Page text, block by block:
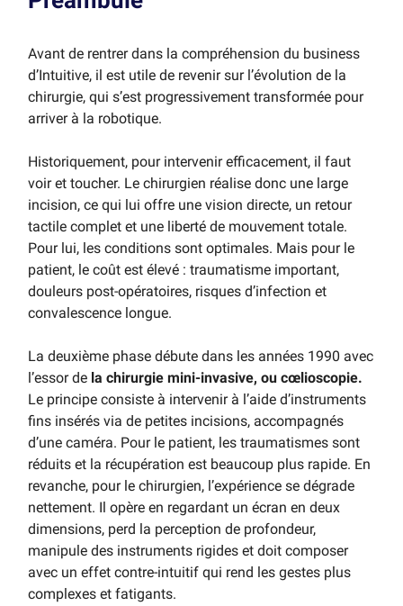
Avant de rentrer dans la compréhension du business
d’Intuitive, il est utile de revenir sur l’évolution de la
chirurgie, qui s’est progressivement transformée pour
arriver à la robotique.
Historiquement, pour intervenir efficacement, il faut
voir et toucher. Le chirurgien réalise donc une large
incision, ce qui lui offre une vision directe, un retour
tactile complet et une liberté de mouvement totale.
Pour lui, les conditions sont optimales. Mais pour le
patient, le coût est élevé : traumatisme important,
douleurs post-opératoires, risques d’infection et
convalescence longue.
La deuxième phase débute dans les années 1990 avec
l’essor de la chirurgie mini-invasive, ou cœlioscopie.
Le principe consiste à intervenir à l’aide d’instruments
fins insérés via de petites incisions, accompagnés
d’une caméra. Pour le patient, les traumatismes sont
réduits et la récupération est beaucoup plus rapide. En
revanche, pour le chirurgien, l’expérience se dégrade
nettement. Il opère en regardant un écran en deux
dimensions, perd la perception de profondeur,
manipule des instruments rigides et doit composer
avec un effet contre-intuitif qui rend les gestes plus
complexes et fatigants.